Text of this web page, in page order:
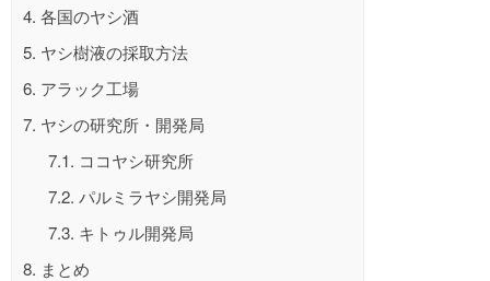
4. 各国のヤシ酒
5. ヤシ樹液の採取方法
6. アラック工場
7. ヤシの研究所・開発局
7.1. ココヤシ研究所
7.2. パルミラヤシ開発局
7.3. キトゥル開発局
8. まとめ